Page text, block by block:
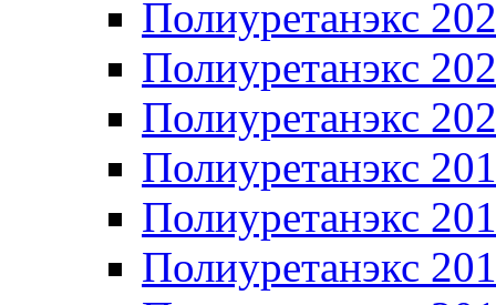
Полиуретанэкс
Полиуретанэкс
Полиуретанэкс
Полиуретанэкс
Полиуретанэкс
Полиуретанэкс